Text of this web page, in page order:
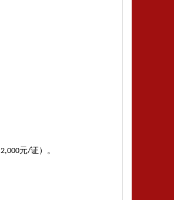
2,000元/证）‌。